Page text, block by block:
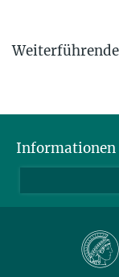
Übersicht zur